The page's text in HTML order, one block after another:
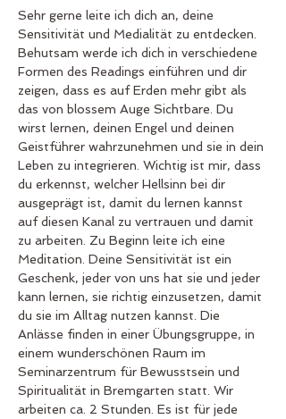
Sehr gerne leite ich dich an, deine
Sensitivität und Medialität zu entdecken.
Behutsam werde ich dich in verschiedene
Formen des Readings einführen und dir
zeigen, dass es auf Erden mehr gibt als
das von blossem Auge Sichtbare. Du
wirst lernen, deinen Engel und deinen
Geistführer wahrzunehmen und sie in dein
Leben zu integrieren. Wichtig ist mir, dass
du erkennst, welcher Hellsinn bei dir
ausgeprägt ist, damit du lernen kannst
auf diesen Kanal zu vertrauen und damit
zu arbeiten. Zu Beginn leite ich eine
Meditation. Deine Sensitivität ist ein
Geschenk, jeder von uns hat sie und jeder
kann lernen, sie richtig einzusetzen, damit
du sie im Alltag nutzen kannst. Die
Anlässe finden in einer Übungsgruppe, in
einem wunderschönen Raum im
Seminarzentrum für Bewusstsein und
Spiritualität in Bremgarten statt. Wir
arbeiten ca. 2 Stunden. Es ist für jede